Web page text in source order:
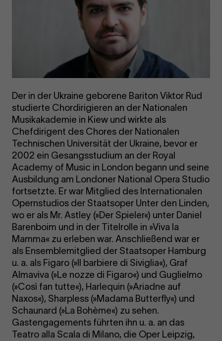
Der in der Ukraine geborene Bariton Viktor Rud
studierte Chordirigieren an der Nationalen
Musikakademie in Kiew und wirkte als
Chefdirigent des Chores der Nationalen
Technischen Universität der Ukraine, bevor er
2002 ein Gesangsstudium an der Royal
Academy of Music in London begann und seine
Ausbildung am Londoner National Opera Studio
fortsetzte. Er war Mitglied des Internationalen
Opernstudios der Staatsoper Unter den Linden,
wo er als Mr. Astley (»Der Spieler«) unter Daniel
Barenboim und in der Titelrolle in »Viva la
Mamma« zu erleben war. Anschließend war er
als Ensemblemitglied der Staatsoper Hamburg
u. a. als Figaro (»Il barbiere di Siviglia«), Graf
Almaviva (»Le nozze di Figaro«) und Guglielmo
(»Così fan tutte«), Harlequin (»Ariadne auf
Naxos«), Sharpless (»Madama Butterfly«) und
Schaunard (»La Bohème«) zu sehen.
Gastengagements führten ihn u. a. an das
Teatro alla Scala di Milano, die Oper Leipzig,